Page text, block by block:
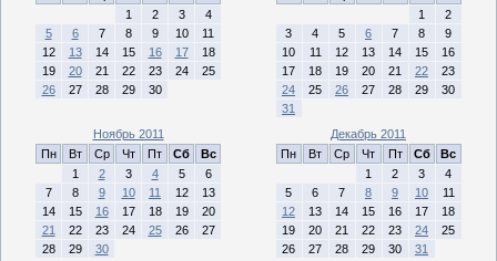
1
2 3
4
5
6 7 8 9 10
11
12
13 14 15 16 17
18
19
20 21 22 23 24
25
26
27 28 29 30
1
2
3
4 5 6 7 8
9
10
11 12 13 14 15
16
17
18 19 20 21 22
23
24
25 26 27 28 29
30
31
Ноябрь 2011
Пн
Вт Ср Чт Пт Сб
Вс
1
2 3 4 5
6
7
8 9 10 11 12
13
14
15 16 17 18 19
20
21
22 23 24 25 26
27
28
29 30
Декабрь 2011
Пн
Вт Ср Чт Пт Сб
Вс
1
2 3
4
5
6 7 8 9 10
11
12
13 14 15 16 17
18
19
20 21 22 23 24
25
26
27 28 29 30 31